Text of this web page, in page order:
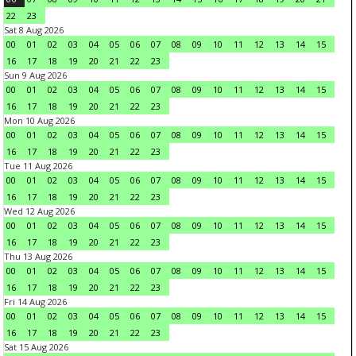
22
23
Sat 8 Aug 2026
00
01 02 03 04 05 06 07 08 09 10 11 12 13 14
15
16
17 18 19 20 21 22
23
Sun 9 Aug 2026
00
01 02 03 04 05 06 07 08 09 10 11 12 13 14
15
16
17 18 19 20 21 22
23
Mon 10 Aug 2026
00
01 02 03 04 05 06 07 08 09 10 11 12 13 14
15
16
17 18 19 20 21 22
23
Tue 11 Aug 2026
00
01 02 03 04 05 06 07 08 09 10 11 12 13 14
15
16
17 18 19 20 21 22
23
Wed 12 Aug 2026
00
01 02 03 04 05 06 07 08 09 10 11 12 13 14
15
16
17 18 19 20 21 22
23
Thu 13 Aug 2026
00
01 02 03 04 05 06 07 08 09 10 11 12 13 14
15
16
17 18 19 20 21 22
23
Fri 14 Aug 2026
00
01 02 03 04 05 06 07 08 09 10 11 12 13 14
15
16
17 18 19 20 21 22
23
Sat 15 Aug 2026